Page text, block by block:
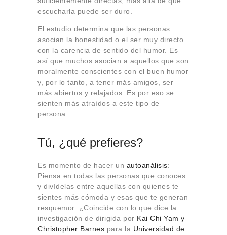
escucharla puede ser duro.
El estudio determina que las personas
asocian la honestidad o el ser muy directo
con la carencia de sentido del humor. Es
así que muchos asocian a aquellos que son
moralmente conscientes con el buen humor
y, por lo tanto, a tener más amigos, ser
más abiertos y relajados. Es por eso se
sienten más atraídos a este tipo de
persona.
Tú, ¿qué prefieres?
Es momento de hacer un autoanálisis:
Piensa en todas las personas que conoces
y divídelas entre aquellas con quienes te
sientes más cómoda y esas que te generan
resquemor. ¿Coincide con lo que dice la
investigación de dirigida por Kai Chi Yam y
Christopher Barnes para la Universidad de